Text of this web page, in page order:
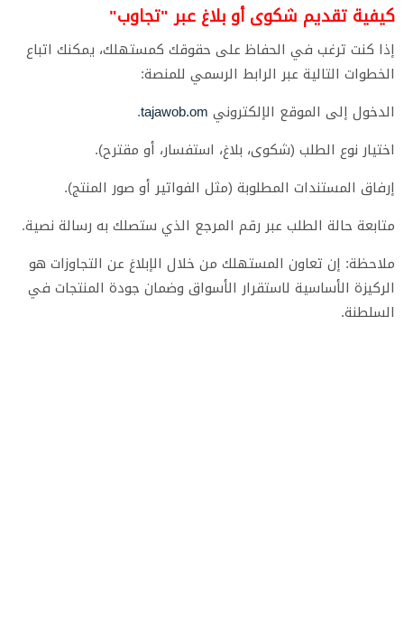
​كيفية تقديم شكوى أو بلاغ عبر "تجاوب"
​إذا كنت ترغب في الحفاظ على حقوقك كمستهلك، يمكنك اتباع
الخطوات التالية عبر الرابط الرسمي للمنصة:
​الدخول إلى الموقع الإلكتروني tajawob.om
.
​اختيار نوع الطلب (شكوى، بلاغ، استفسار، أو مقترح).
​إرفاق المستندات المطلوبة (مثل الفواتير أو صور المنتج).
​متابعة حالة الطلب عبر رقم المرجع الذي ستصلك به رسالة نصية.
​ملاحظة: إن تعاون المستهلك من خلال الإبلاغ عن التجاوزات هو
الركيزة الأساسية لاستقرار الأسواق وضمان جودة المنتجات في
السلطنة.